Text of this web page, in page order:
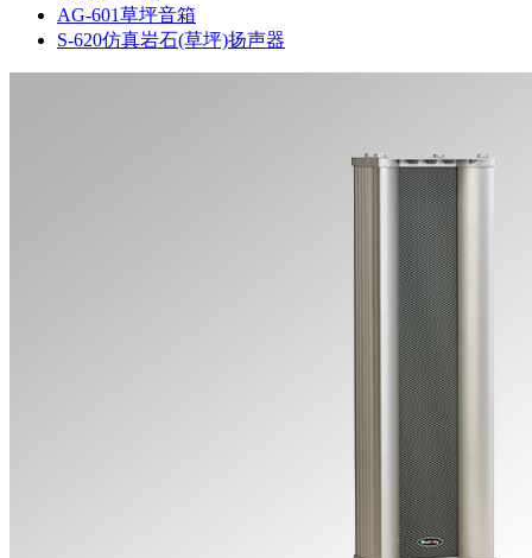
AG-601草坪音箱
S-620仿真岩石(草坪)扬声器